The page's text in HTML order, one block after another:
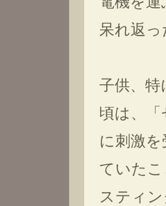
呆れ返っ
子供、
頃は、
に刺激
ていた
スティ